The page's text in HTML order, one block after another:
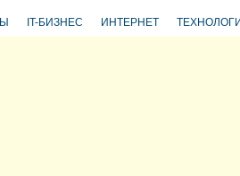
IT-БИЗНЕС ИНТЕРНЕТ